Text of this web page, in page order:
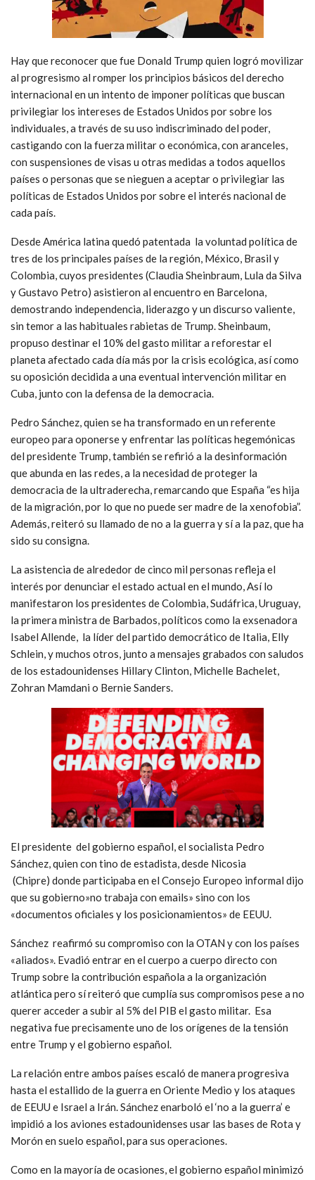
Hay que reconocer que fue Donald Trump quien logró movilizar
al progresismo al romper los principios básicos del derecho
internacional en un intento de imponer políticas que buscan
privilegiar los intereses de Estados Unidos por sobre los
individuales, a través de su uso indiscriminado del poder,
castigando con la fuerza militar o económica, con aranceles,
con suspensiones de visas u otras medidas a todos aquellos
países o personas que se nieguen a aceptar o privilegiar las
políticas de Estados Unidos por sobre el interés nacional de
cada país.
Desde América latina quedó patentada la voluntad política de
tres de los principales países de la región, México, Brasil y
Colombia, cuyos presidentes (Claudia Sheinbraum, Lula da Silva
y Gustavo Petro) asistieron al encuentro en Barcelona,
demostrando independencia, liderazgo y un discurso valiente,
sin temor a las habituales rabietas de Trump. Sheinbaum,
propuso destinar el 10% del gasto militar a reforestar el
planeta afectado cada día más por la crisis ecológica, así como
su oposición decidida a una eventual intervención militar en
Cuba, junto con la defensa de la democracia.
Pedro Sánchez, quien se ha transformado en un referente
europeo para oponerse y enfrentar las políticas hegemónicas
del presidente Trump, también se refirió a la desinformación
que abunda en las redes, a la necesidad de proteger la
democracia de la ultraderecha, remarcando que España “es hija
de la migración, por lo que no puede ser madre de la xenofobia”.
Además, reiteró su llamado de no a la guerra y sí a la paz, que ha
sido su consigna.
La asistencia de alrededor de cinco mil personas refleja el
interés por denunciar el estado actual en el mundo, Así lo
manifestaron los presidentes de Colombia, Sudáfrica, Uruguay,
la primera ministra de Barbados, políticos como la exsenadora
Isabel Allende, la líder del partido democrático de Italia, Elly
Schlein, y muchos otros, junto a mensajes grabados con saludos
de los estadounidenses Hillary Clinton, Michelle Bachelet,
Zohran Mamdani o Bernie Sanders.
El presidente del gobierno español, el socialista Pedro
Sánchez, quien con tino de estadista, desde Nicosia
(Chipre) donde participaba en el Consejo Europeo informal dijo
que su gobierno»no trabaja con emails» sino con los
«documentos oficiales y los posicionamientos» de EEUU.
Sánchez reafirmó su compromiso con la OTAN y con los países
«aliados». Evadió entrar en el cuerpo a cuerpo directo con
Trump sobre la contribución española a la organización
atlántica pero sí reiteró que cumplía sus compromisos pese a no
querer acceder a subir al 5% del PIB el gasto militar. Esa
negativa fue precisamente uno de los orígenes de la tensión
entre Trump y el gobierno español.
La relación entre ambos países escaló de manera progresiva
hasta el estallido de la guerra en Oriente Medio y los ataques
de EEUU e Israel a Irán. Sánchez enarboló el ‘no a la guerra’ e
impidió a los aviones estadounidenses usar las bases de Rota y
Morón en suelo español, para sus operaciones.
Como en la mayoría de ocasiones, el gobierno español minimizó